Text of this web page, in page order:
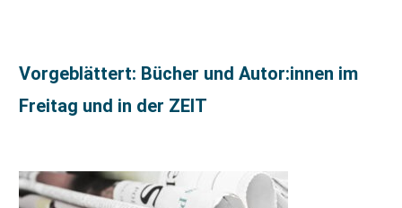
Vorgeblättert: Bücher und Autor:innen im
Freitag und in der ZEIT